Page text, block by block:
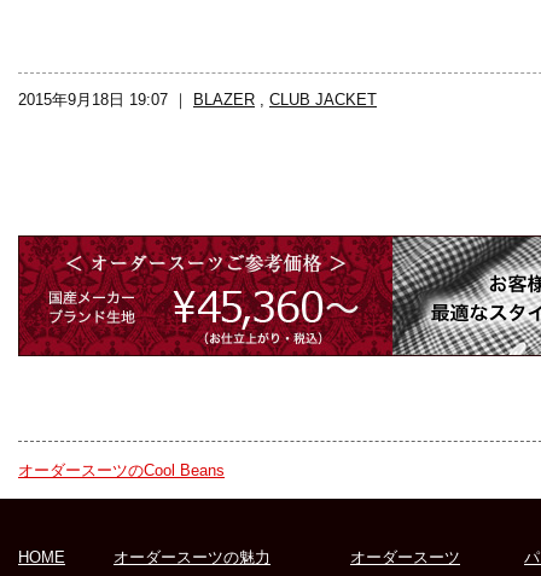
2015年9月18日 19:07 ｜ BLAZER , CLUB JACKET
オーダースーツのCool Beans
HOME
オーダースーツの魅力
オーダースーツ